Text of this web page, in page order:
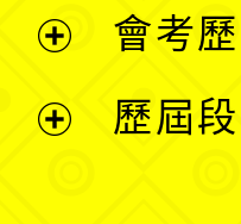
會考
歷屆